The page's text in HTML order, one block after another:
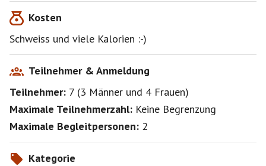
Kosten
Schweiss und viele Kalorien :-)
Teilnehmer & Anmeldung
Teilnehmer: 7 (3 Männer und 4 Frauen)
Maximale Teilnehmerzahl: Keine Begrenzung
Maximale Begleitpersonen: 2
Kategorie